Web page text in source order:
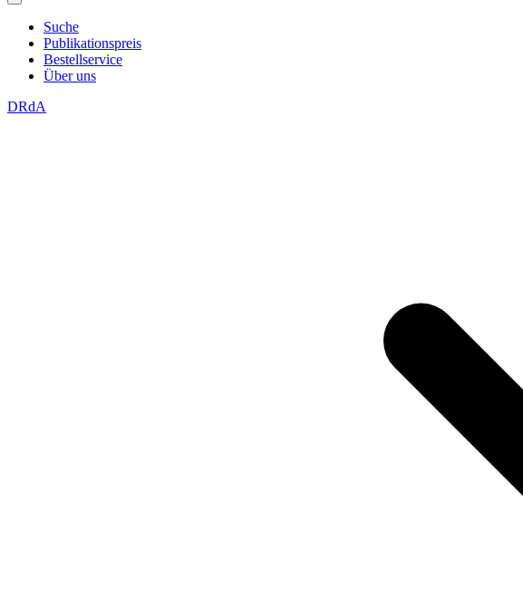
Suche
Publikationspreis
Bestellservice
Über uns
DRdA